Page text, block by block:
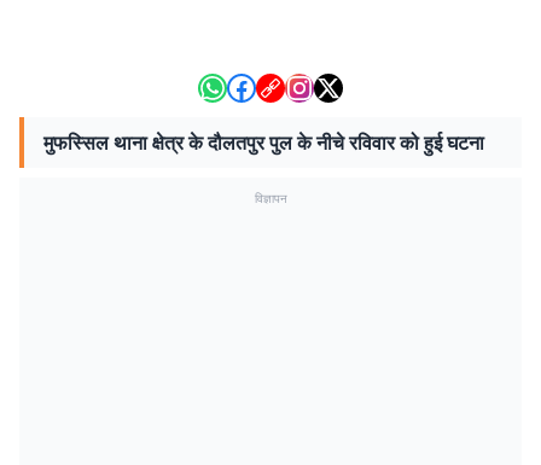
मुफस्सिल थाना क्षेत्र के दौलतपुर पुल के नीचे रविवार को हुई घटना
विज्ञापन